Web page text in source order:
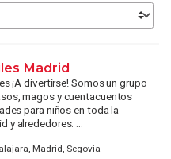
Madrid
¡A divertirse! Somos un grupo
magos y cuentacuentos
para niños en toda la
y alrededores. ...
Madrid, Segovia